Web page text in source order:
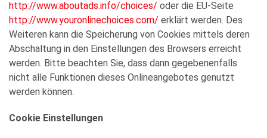
http://www.aboutads.info/choices/ oder die EU-Seite
http://www.youronlinechoices.com/ erklärt werden. Des
Weiteren kann die Speicherung von Cookies mittels deren
Abschaltung in den Einstellungen des Browsers erreicht
werden. Bitte beachten Sie, dass dann gegebenenfalls
nicht alle Funktionen dieses Onlineangebotes genutzt
werden können.
Cookie Einstellungen